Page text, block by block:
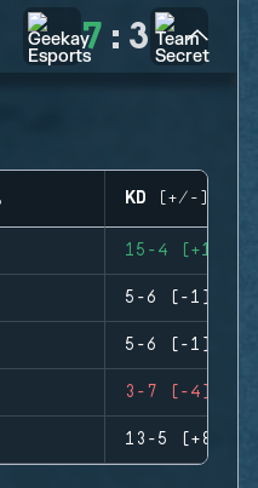
7 : 3
KD (+/-)
15-4 (+11)
5-6 (-1)
5-6 (-1)
3-7 (-4)
13-5 (+8)